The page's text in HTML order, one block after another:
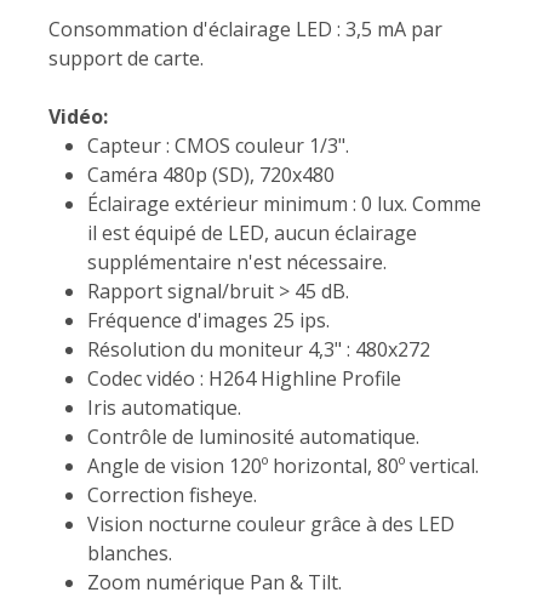
Consommation d'éclairage LED : 3,5 mA par
support de carte.
Vidéo:
Capteur : CMOS couleur 1/3".
Caméra 480p (SD), 720x480
Éclairage extérieur minimum : 0 lux. Comme
il est équipé de LED, aucun éclairage
supplémentaire n'est nécessaire.
Rapport signal/bruit > 45 dB.
Fréquence d'images 25 ips.
Résolution du moniteur 4,3" : 480x272
Codec vidéo : H264 Highline Profile
Iris automatique.
Contrôle de luminosité automatique.
Angle de vision 120º horizontal, 80º vertical.
Correction fisheye.
Vision nocturne couleur grâce à des LED
blanches.
Zoom numérique Pan & Tilt.